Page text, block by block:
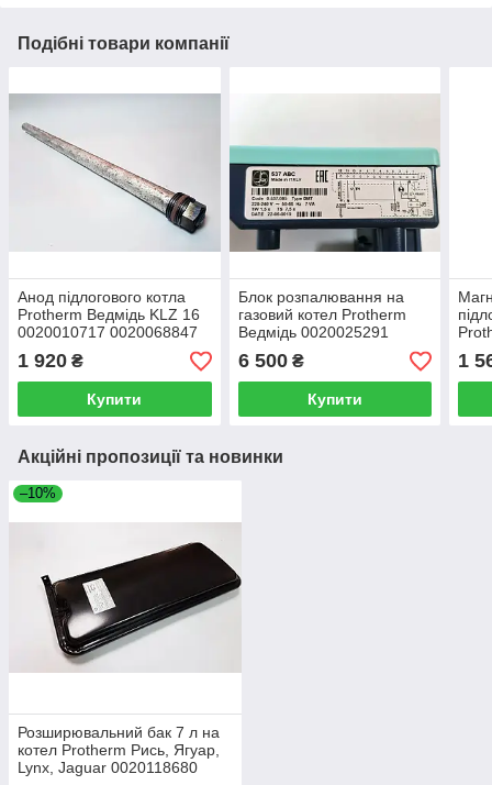
Подібні товари компанії
Анод підлогового котла
Protherm Ведмідь KLZ 16
0020010717 0020068847
1 920 ₴
Купити
Блок розпалювання на
газовий котел Protherm
Ведмідь 0020025291
6 500₴
Купити
1
Акційні пропозиції та новинки
–10%
Розширювальний бак 7 л на
котел Protherm Рись, Ягуар,
Lynx, Jaguar 0020118680